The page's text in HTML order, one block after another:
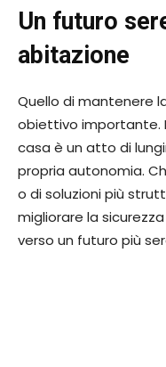
Un futuro
abitazione
Quello di mantenere
obiettivo importante.
casa è un atto di
propria autonomia.
o di soluzioni più
migliorare la
verso un futuro più